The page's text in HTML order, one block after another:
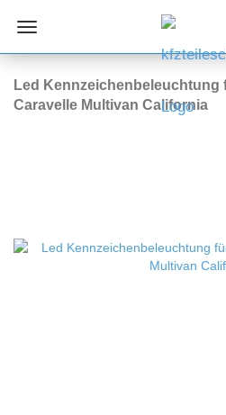
Led Kennzeichenbeleuchtung
Caravelle Multivan California